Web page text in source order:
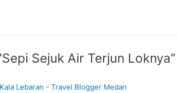
Sejuk Air Terjun Loknya”
Lebaran - Travel Blogger Medan